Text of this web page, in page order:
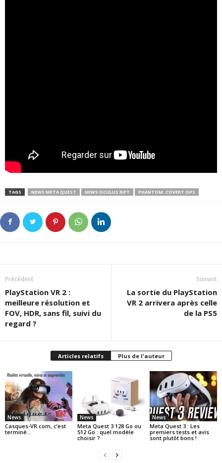
TAGS NEWS META QUEST NEWS OCULUS RIFT PHANTOM: COVERT OPS
Précédent
PlayStation VR 2 :
meilleure résolution et
FOV, HDR, sans fil, suivi du
regard ?
Suivant
La sortie du PlayStation
VR 2 arrivera après celle
de la PS5
Articles relatifs Plus de l'auteur
News
Casques-VR.com, c’est
terminé…
News
Meta Quest 3 128 Go ou
512 Go : quel modèle
choisir ?
News
Meta Quest 3 : Les
premiers tests et avis
sont plutôt bons !